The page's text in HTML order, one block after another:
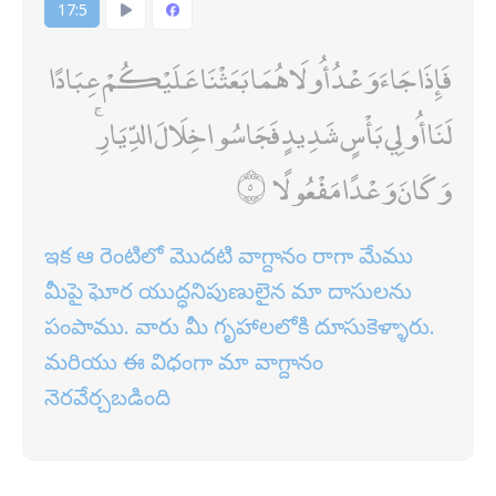
17:5
فَإِذَا جَاءَ وَعْدُ أُولَاهُمَا بَعَثْنَا عَلَيْكُمْ عِبَادًا
لَنَا أُولِي بَأْسٍ شَدِيدٍ فَجَاسُوا خِلَالَ الدِّيَارِ ۚ
وَكَانَ وَعْدًا مَفْعُولًا
ఇక ఆ రెంటిలో మొదటి వాగ్దానం రాగా మేము
మీపై ఘోర యుద్ధనిపుణులైన మా దాసులను
పంపాము. వారు మీ గృహాలలోకి దూసుకెళ్ళారు.
మరియు ఈ విధంగా మా వాగ్దానం
నెరవేర్చబడింది